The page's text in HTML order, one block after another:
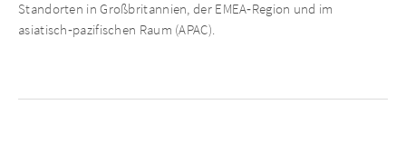
Standorten in Großbritannien, der EMEA‑Region und im
asiatisch‑pazifischen Raum (APAC).